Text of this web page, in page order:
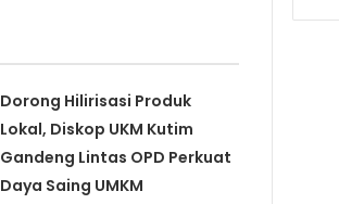
Dorong Hilirisasi Produk
Lokal, Diskop UKM Kutim
Gandeng Lintas OPD Perkuat
Daya Saing UMKM